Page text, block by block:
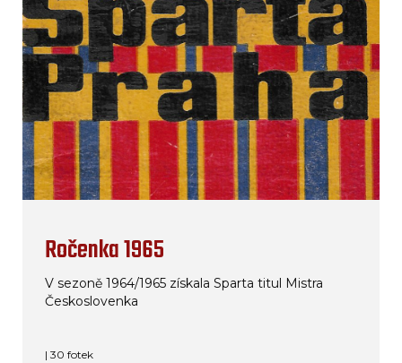
Ročenka 1965
V sezoně 1964/1965 získala Sparta titul Mistra
Českoslovenka
| 30 fotek